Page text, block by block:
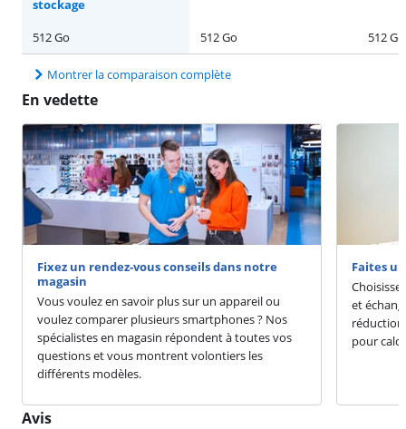
stockage
512 Go
512 Go 512 Go
Montrer la comparaison complète
En vedette
Fixez un rendez-vous conseils dans notre
magasin
Vous voulez en savoir plus sur un appareil ou
voulez comparer plusieurs smartphones ? Nos
spécialistes en magasin répondent à toutes vos
questions et vous montrent volontiers les
différents modèles.
Faites
et
pour
Avis